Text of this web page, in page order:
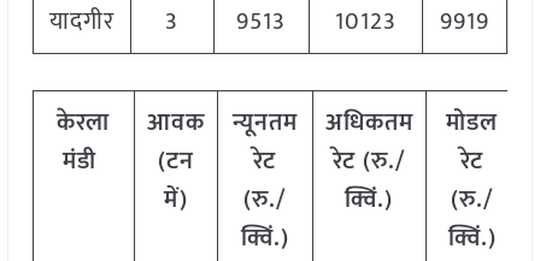
यादगीर
3 9513 10123 9919
केरला
मंडी
आवक
(टन
में)
न्यूनतम
रेट
(रु./
क्विं.)
अधिकतम
रेट (रु./
क्विं.)
मोडल
रेट
(रु./
क्विं.)